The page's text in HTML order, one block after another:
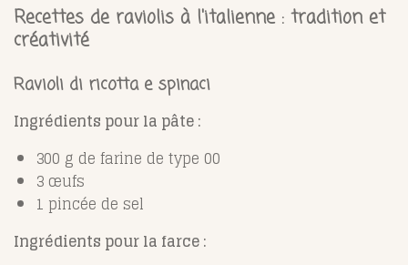
Recettes de raviolis à l'italienne : tradition et
créativité
Ravioli di ricotta e spinaci
Ingrédients pour la pâte :
300 g de farine de type 00
3 œufs
1 pincée de sel
Ingrédients pour la farce :